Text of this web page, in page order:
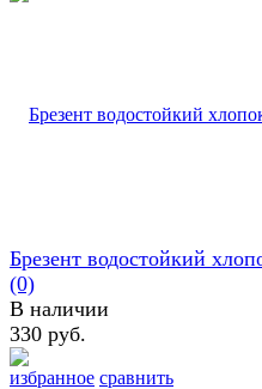
избранное сравнить
Брезент водостойкий
(0)
В наличии
330 руб.